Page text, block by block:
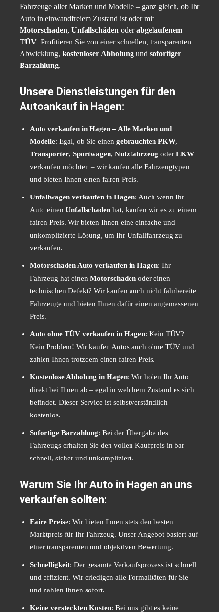
Fahrzeuge aller Marken und Modelle – ganz gleich, ob Ihr
Auto in einwandfreiem Zustand ist oder mit
Motorschaden, Unfallschäden oderabgelaufenem
TÜV. Profitieren Sie von einer schnellen, transparenten
Abwicklung, kostenloser Abholung und sofortiger
Barzahlung.
Unsere Dienstleistungen für den
Autoankauf in Hagen:
Auto verkaufen in Hagen – Alle Marken und
Modelle: Egal, ob Sie einen gebrauchten PKW,
Transporter, Sportwagen, Nutzfahrzeug oder LKW
verkaufen möchten – wir kaufen alle Fahrzeugtypen
und bieten Ihnen einen fairen Preis.
Unfallwagen verkaufen in Hagen: Auch wenn Ihr
Auto einen Unfallschaden hat, kaufen wir es zu einem
fairen Preis. Wir bieten Ihnen eine einfache und
unkomplizierte Lösung, um Ihr Unfallfahrzeug zu
verkaufen.
Motorschaden Auto verkaufen in Hagen: Ihr
Fahrzeug hat einen Motorschaden oder einen
technischen Defekt? Wir kaufen auch nicht fahrbereite
Fahrzeuge und bieten Ihnen dafür einen angemessenen
Preis.
Auto ohne TÜV verkaufen in Hagen: Kein TÜV?
Kein Problem! Wir kaufen Autos auch ohne TÜV und
zahlen Ihnen trotzdem einen fairen Preis.
Kostenlose Abholung in Hagen: Wir holen Ihr Auto
direkt bei Ihnen ab – egal in welchem Zustand es sich
befindet. Dieser Service ist selbstverständlich
kostenlos.
Sofortige Barzahlung: Bei der Übergabe des
Fahrzeugs erhalten Sie den vollen Kaufpreis in bar –
schnell, sicher und unkompliziert.
Warum Sie Ihr Auto in Hagen an uns
verkaufen sollten:
Faire Preise: Wir bieten Ihnen stets den besten
Marktpreis für Ihr Fahrzeug. Unser Angebot basiert auf
einer transparenten und objektiven Bewertung.
Schnelligkeit: Der gesamte Verkaufsprozess ist schnell
und effizient. Wir erledigen alle Formalitäten für Sie
und zahlen Ihnen sofort.
Keine versteckten Kosten: Bei uns gibt es keine